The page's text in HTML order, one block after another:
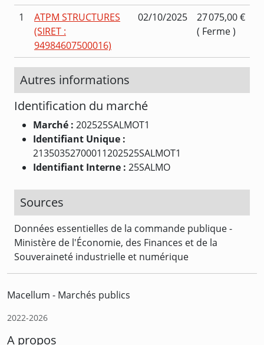
1
ATPM STRUCTURES
(SIRET :
94984607500016)
02/10/2025
27 075,00 €
( Ferme )
Autres informations
Identification du marché
Marché : 202525SALMOT1
Identifiant Unique :
21350352700011202525SALMOT1
Identifiant Interne : 25SALMO
Sources
Données essentielles de la commande publique -
Ministère de l'Économie, des Finances et de la
Souveraineté industrielle et numérique
Macellum - Marchés publics
2022-2026
A propos